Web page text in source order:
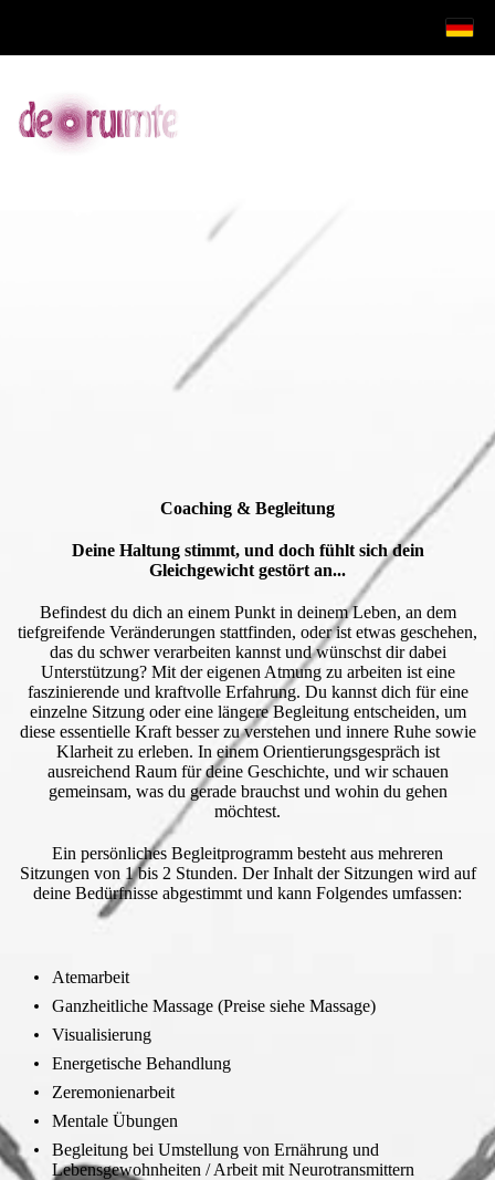
Coaching & Begleitung
Deine Haltung stimmt, und doch fühlt sich dein
Gleichgewicht gestört an...
Befindest du dich an einem Punkt in deinem Leben, an dem
tiefgreifende Veränderungen stattfinden, oder ist etwas geschehen,
das du schwer verarbeiten kannst und wünschst dir dabei
Unterstützung? Mit der eigenen Atmung zu arbeiten ist eine
faszinierende und kraftvolle Erfahrung. Du kannst dich für eine
einzelne Sitzung oder eine längere Begleitung entscheiden, um
diese essentielle Kraft besser zu verstehen und innere Ruhe sowie
Klarheit zu erleben. In einem Orientierungsgespräch ist
ausreichend Raum für deine Geschichte, und wir schauen
gemeinsam, was du gerade brauchst und wohin du gehen
möchtest.
Ein persönliches Begleitprogramm besteht aus mehreren
Sitzungen von 1 bis 2 Stunden. Der Inhalt der Sitzungen wird auf
deine Bedürfnisse abgestimmt und kann Folgendes umfassen:
Atemarbeit
Ganzheitliche Massage (Preise siehe Massage)
Visualisierung
Energetische Behandlung
Zeremonienarbeit
Mentale Übungen
Begleitung bei Umstellung von Ernährung und
Lebensgewohnheiten / Arbeit mit Neurotransmittern